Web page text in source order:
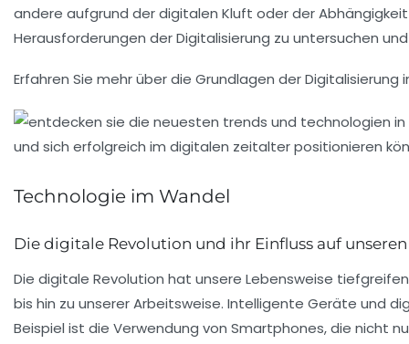
andere aufgrund der digitalen Kluft oder der
Herausforderungen derDigitalisierung zu untersuchen
Erfahren Sie mehr über die Grundlagen derDigitalisierung
Technologie im Wandel
Die digitale Revolution und ihr Einfluss auf
Die digitale Revolution hat unsere Lebensweise
bis hin zu unserer Arbeitsweise. Intelligente Geräte und
Beispiel ist die Verwendung von Smartphones, die nicht